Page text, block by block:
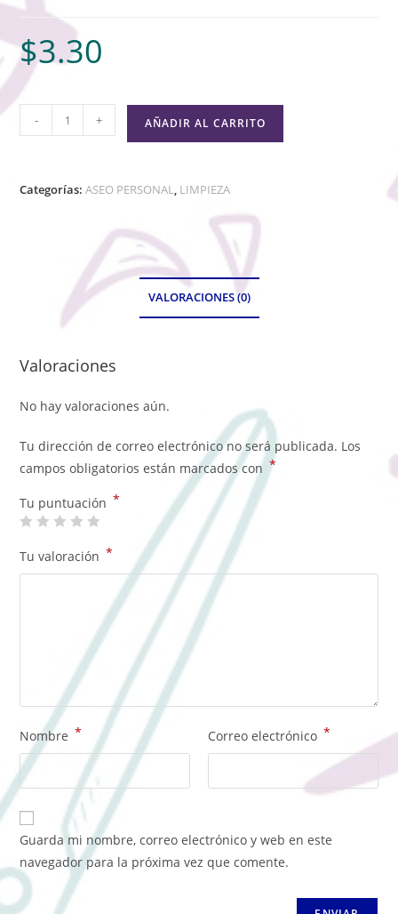
$3.30
- + AÑADIR AL CARRITO
Categorías:ASEO PERSONAL, LIMPIEZA
VALORACIONES (0)
Valoraciones
No hay valoraciones aún.
Tu dirección de correo electrónico no será publicada. Los
campos obligatorios están marcados con *
Tu puntuación *
Tu valoración *
Nombre * Correo electrónico *
Guarda mi nombre, correo electrónico y web en este
navegador para la próxima vez que comente.